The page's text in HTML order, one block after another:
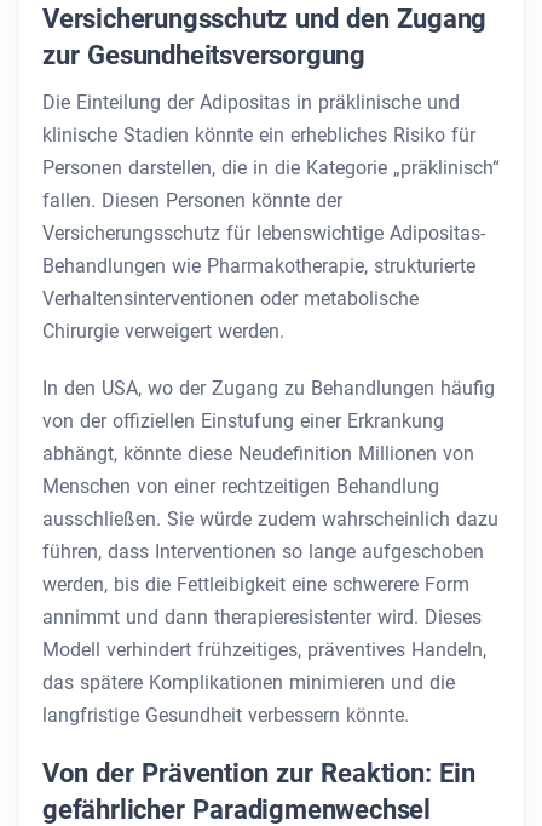
Versicherungsschutz und den Zugang
zur Gesundheitsversorgung
Die Einteilung der Adipositas in präklinische und
klinische Stadien könnte ein erhebliches Risiko für
Personen darstellen, die in die Kategorie „präklinisch“
fallen. Diesen Personen könnte der
Versicherungsschutz für lebenswichtige Adipositas-
Behandlungen wie Pharmakotherapie, strukturierte
Verhaltensinterventionen oder metabolische
Chirurgie verweigert werden.
In den USA, wo der Zugang zu Behandlungen häufig
von der offiziellen Einstufung einer Erkrankung
abhängt, könnte diese Neudefinition Millionen von
Menschen von einer rechtzeitigen Behandlung
ausschließen. Sie würde zudem wahrscheinlich dazu
führen, dass Interventionen so lange aufgeschoben
werden, bis die Fettleibigkeit eine schwerere Form
annimmt und dann therapieresistenter wird. Dieses
Modell verhindert frühzeitiges, präventives Handeln,
das spätere Komplikationen minimieren und die
langfristige Gesundheit verbessern könnte.
Von der Prävention zur Reaktion: Ein
gefährlicher Paradigmenwechsel